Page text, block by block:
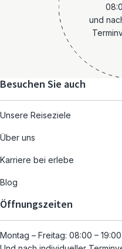
und
Besuchen Sie auch
Unsere Reiseziele
Über uns
Karriere bei erlebe
Blog
Öffnungszeiten
Montag – Freitag: 08:00 –